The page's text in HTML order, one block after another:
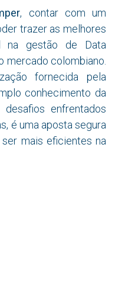
, contar com um
trazer as melhores
na gestão de Data
mercado colombiano.
fornecida pela
conhecimento da
enfrentados
é uma aposta segura
mais eficientes na